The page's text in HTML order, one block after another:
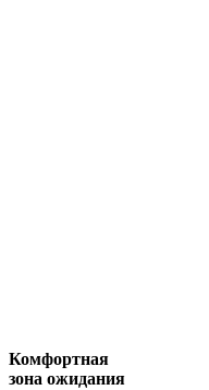
Комфортная
зона ожидания